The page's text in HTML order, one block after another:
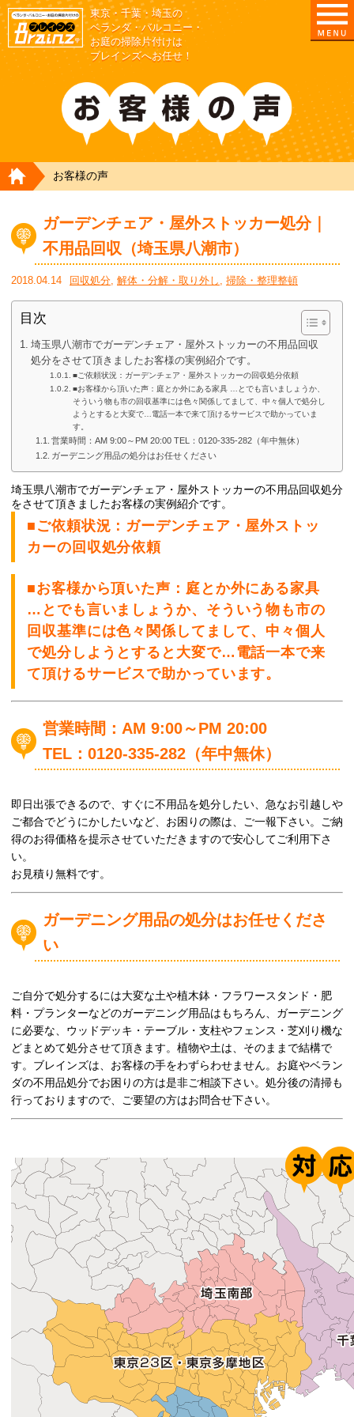
東京/埼玉/千葉/神奈川の ベランダ・庭の清掃片付け
東京・千葉・埼玉の
ベランダ・バルコニー・
お庭の掃除片付けは
ブレインズへお任せ！
HOME
お客様の声
ガーデンチェア・屋外ストッカー処分｜
不用品回収（埼玉県八潮市）
2018.04.14 回収処分, 解体・分解・取り外し , 掃除・整理整頓
目次
埼玉県八潮市でガーデンチェア・屋外ストッカーの不用品回収
処分をさせて頂きましたお客様の実例紹介です。
■ご依頼状況：ガーデンチェア・屋外ストッカーの回収処分依頼
■お客様から頂いた声：庭とか外にある家具 …とでも言いましょうか、
そういう物も市の回収基準には色々関係してまして、中々個人で処分し
ようとすると大変で…電話一本で来て頂けるサービスで助かっていま
す。
営業時間：AM 9:00～PM 20:00 TEL：0120-335-282（年中無休）
ガーデニング用品の処分はお任せください
埼玉県八潮市でガーデンチェア・屋外ストッカーの不用品回収処分
をさせて頂きましたお客様の実例紹介です。
■ご依頼状況：ガーデンチェア・屋外ストッ
カーの回収処分依頼
■お客様から頂いた声：庭とか外にある家具
…とでも言いましょうか、そういう物も市の
回収基準には色々関係してまして、中々個人
で処分しようとすると大変で…電話一本で来
て頂けるサービスで助かっています。
営業時間：AM 9:00～PM 20:00
TEL：0120-335-282（年中無休）
即日出張できるので、すぐに不用品を処分したい、急なお引越しや
ご都合でどうにかしたいなど、お困りの際は、ご一報下さい。ご納
得のお得価格を提示させていただきますので安心してご利用下さ
い。
お見積り無料です。
ガーデニング用品の処分はお任せくださ
い
ご自分で処分するには大変な土や植木鉢・フラワースタンド・肥
料・プランターなどのガーデニング用品はもちろん、ガーデニング
に必要な、ウッドデッキ・テーブル・支柱やフェンス・芝刈り機な
どまとめて処分させて頂きます。植物や土は、そのままで結構で
す。ブレインズは、お客様の手をわずらわせません。お庭やベラン
ダの不用品処分でお困りの方は是非ご相談下さい。処分後の清掃も
行っておりますので、ご要望の方はお問合せ下さい。